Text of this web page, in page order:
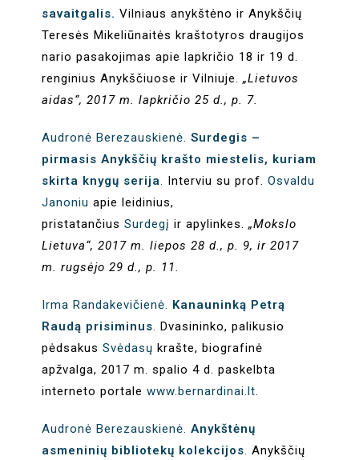
savaitgalis. Vilniaus anykštėno ir Anykščių
Teresės Mikeliūnaitės kraštotyros draugijos
nario pasakojimas apie lapkričio 18 ir 19 d.
renginius Anykščiuose ir Vilniuje.„Lietuvos
aidas“, 2017 m. lapkričio 25 d., p. 7.
Audronė Berezauskienė.Surdegis –
pirmasis Anykščių krašto miestelis, kuriam
skirta knygų serija. Interviu su prof.Osvaldu
Janoniu apie leidinius,
pristatančiusSurdegį ir apylinkes.„Mokslo
Lietuva“, 2017 m. liepos 28 d., p. 9, ir 2017
m. rugsėjo 29 d., p. 11.
Irma Randakevičienė. Kanauninką Petrą
Raudą prisiminus. Dvasininko, palikusio
pėdsakusSvėdasų krašte, biografinė
apžvalga, 2017 m. spalio 4 d. paskelbta
interneto portalewww.bernardinai.lt.
Audronė Berezauskienė.Anykštėnų
asmeninių bibliotekų kolekcijos. Anykščių